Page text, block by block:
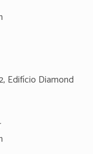
Edifício Diamond